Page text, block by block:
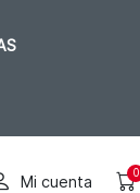
Mi cuenta 0